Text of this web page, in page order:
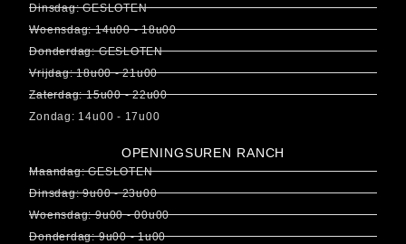
Dinsdag: GESLOTEN
Woensdag: 14u00 - 18u00
Donderdag: GESLOTEN
Vrijdag: 18u00 - 21u00
Zaterdag: 15u00 - 22u00
Zondag: 14u00 - 17u00
OPENINGSUREN RANCH
Maandag: GESLOTEN
Dinsdag: 9u00 - 23u00
Woensdag: 9u00 - 00u00
Donderdag: 9u00 - 1u00